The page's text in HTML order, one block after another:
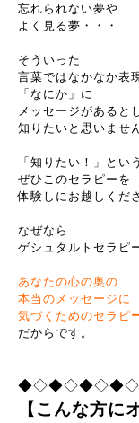
忘れられない夢や
よく見る夢・・・
そういった
言葉ではなかなか表
「なにか」に
メッセージがあると
知りたいと思いませ
「知りたい！」とい
ぜひこのセラピーを
体験しにお越しくだ
なぜなら
ゲシュタルトセラピ
あなたの心の奥の
本当のメッセージに
気づくためのセラピ
だからです。
【こんな方に